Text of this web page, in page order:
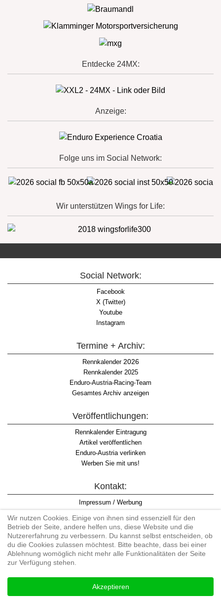
Entdecke 24MX:
Anzeige:
Folge uns im Social Network:
Wir unterstützen Wings for Life:
Social Network:
Facebook
X (Twitter)
Youtube
Instagram
Termine + Archiv:
Rennkalender2026
Rennkalender 2025
Enduro-Austria-Racing-Team
Gesamtes Archiv anzeigen
Veröffentlichungen:
Rennkalender Eintragung
Artikel veröffentlichen
Enduro-Austria verlinken
Werben Sie mit uns!
Kontakt:
Impressum / Werbung
Informationspflicht WKO
AGB
#enduroaustria, #wirlebenenduro #enduroaustriaracingteam
Wir nutzen Cookies. Einige von ihnen sind essenziell für den
Betrieb der Seite, andere helfen uns, diese Website und die
Nutzererfahrung zu verbessern. Du kannst selbst entscheiden, ob
du die Cookies zulassen möchtest. Bitte beachte, dass bei einer
Ablehnung womöglich nicht mehr alle Funktionalitäten der Seite
zur Verfügung stehen.
Akzeptieren